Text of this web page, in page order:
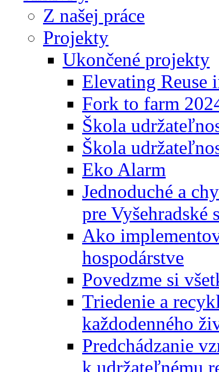
Z našej práce
Projekty
Ukončené projekty
Elevating Reuse
Fork to farm
Škola
Škola
Eko Alarm
Jednoduché a
pre Vyšehradské
Ako
hospodárstve
Povedzme si
Triedenie a
každodenného
Predchádzanie
k udržateľnému